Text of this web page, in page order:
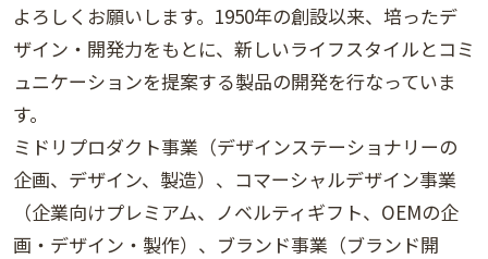
よろしくお願いします。1950年の創設以来、培ったデ
ザイン・開発力をもとに、新しいライフスタイルとコミ
ュニケーションを提案する製品の開発を行なっていま
す。
ミドリプロダクト事業（デザインステーショナリーの
企画、デザイン、製造）、コマーシャルデザイン事業
（企業向けプレミアム、ノベルティギフト、OEMの企
画・デザイン・製作）、ブランド事業（ブランド開